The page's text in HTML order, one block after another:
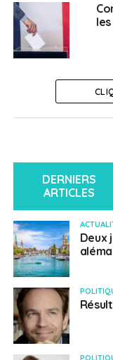
DERNIERS
ARTICLES
Deux